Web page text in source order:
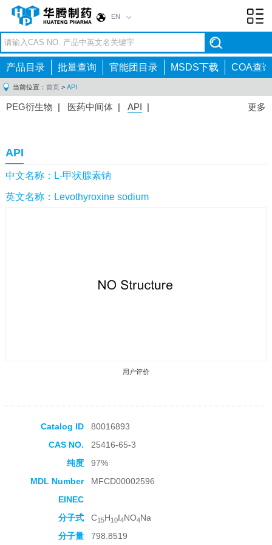
EN
产品目录 批量查询 官能团目录 MSDS下载 COA查询
当前位置： 首页 > API
更多
PEG衍生物 | 医药中间体 | API |
API
中文名称：L-甲状腺素钠
英文名称：Levothyroxine sodium
用户评价
Catalog ID
80016893
CAS NO.
25416-65-3
纯度
97%
MDL Number
MFCD00002596
EINEC
分子式
C15H10I4NO4Na
分子量
798.8519